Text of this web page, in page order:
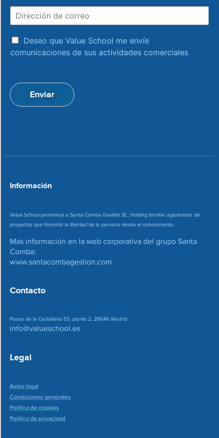
e
c
n
d
e
a
c
e
a
c
Deseo que Value School me envíe
comunicaciones de sus actividades comerciales
Enviar
Información
Value School pertenece a Santa Comba Gestión SL, holding familiar aglutinador de
proyectos que fomenta la libertad de la persona desde el conocimiento.
Más información en la web corporativa del grupo Santa
Comba:
www.santacombagestion.com
Contacto
Paseo de la Castellana 53, planta 2, 28046 Madrid
info@valueschool.es
Legal
Aviso legal
Condiciones generales
Política de cookies
Política de privacidad